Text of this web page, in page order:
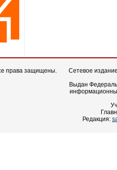
права защищены.
Сетевое
Выдан
Редакция: